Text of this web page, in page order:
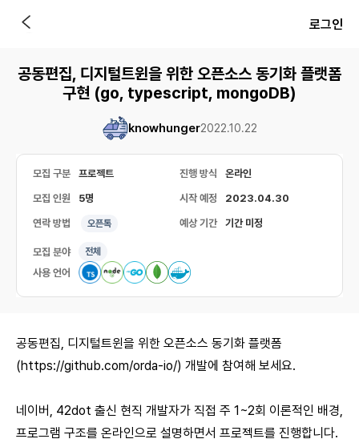
로그인
공동편집, 디지털트윈을 위한 오픈소스 동기화 플랫폼
구현 (go, typescript, mongoDB)
knowhunger2022.10.22
모집 구분 프로젝트 진행 방식 온라인
모집 인원 5명 시작 예정 2023.04.30
연락 방법 오픈톡 예상 기간 기간 미정
모집 분야 전체
사용 언어
공동편집, 디지털트윈을 위한 오픈소스 동기화 플랫폼
(https://github.com/orda-io/) 개발에 참여해 보세요.
네이버, 42dot 출신 현직 개발자가 직접 주 1~2회 이론적인 배경,
프로그램 구조를 온라인으로 설명하면서 프로젝트를 진행합니다.